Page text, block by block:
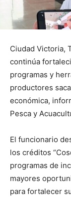
Ciudad Victoria,
continúa
programas y
productores
económica,
Pesca y
El funcionario
los créditos
programas de
mayores
para fortalecer